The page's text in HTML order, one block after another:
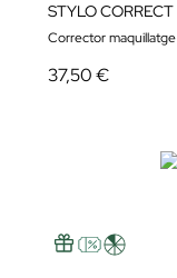
STYLO CORRECT
Corrector maquillatge
37,50 €